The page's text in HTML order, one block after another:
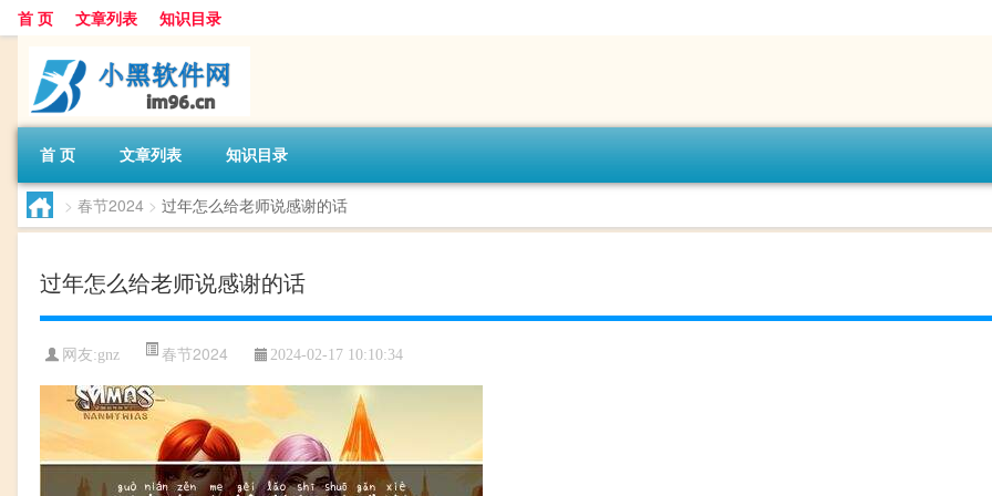
首 页 文章列表 知识目录
首 页 文章列表 知识目录
> 春节2024 > 过年怎么给老师说感谢的话
过年怎么给老师说感谢的话
网友:gnz 春节2024 2024-02-17 10:10:34